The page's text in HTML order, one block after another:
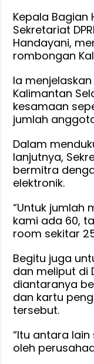
Kepala Bagian
Sekretariat
Handayani,
rombongan
Ia
Kalimantan
kesamaan
jumlah
Dalam
lanjutnya,
bermitra
elektronik.
“Untuk jumlah
kami ada 60,
room sekitar
Begitu juga
dan meliput di
diantaranya
dan kartu
tersebut.
“Itu antara
oleh